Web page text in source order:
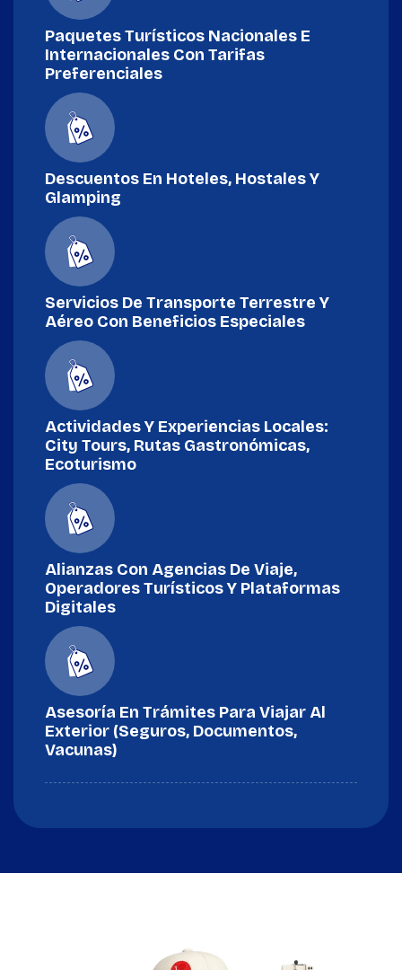
Paquetes Turísticos Nacionales E
Internacionales Con Tarifas
Preferenciales
Descuentos En Hoteles, Hostales Y
Glamping
Servicios De Transporte Terrestre Y
Aéreo Con Beneficios Especiales
Actividades Y Experiencias Locales:
City Tours, Rutas Gastronómicas,
Ecoturismo
Alianzas Con Agencias De Viaje,
Operadores Turísticos Y Plataformas
Digitales
Asesoría En Trámites Para Viajar Al
Exterior (seguros, Documentos,
Vacunas)